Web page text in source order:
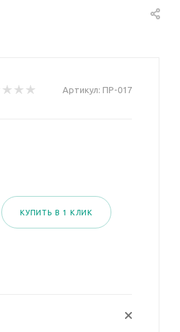
Артикул: ПР-017
КУПИТЬ В 1 КЛИК